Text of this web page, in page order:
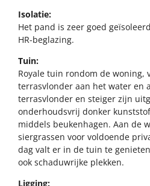
Isolatie:
Het pand is zeer goed
HR-beglazing.
Tuin:
Royale tuin rondom de woning,
terrasvlonder aan het water en
terrasvlonder en steiger zijn
onderhoudsvrij donker
middels beukenhagen. Aan de
siergrassen voor voldoende
dag valt er in de tuin te
ook schaduwrijke plekken.
Ligging: